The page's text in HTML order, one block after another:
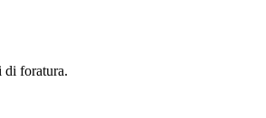
di foratura.